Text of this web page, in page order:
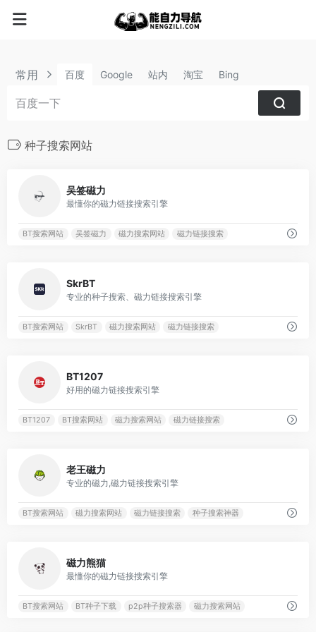
常用 百度 Google 站内 淘宝 Bing
种子搜索网站
吴签磁力
最懂你的磁力链接搜索引擎
BT搜索网站 吴签磁力 磁力搜索网站 磁力链接搜索
SkrBT
专业的种子搜索、磁力链接搜索引擎
BT搜索网站 SkrBT 磁力搜索网站 磁力链接搜索
BT1207
好用的磁力链接搜索引擎
BT1207 BT搜索网站 磁力搜索网站 磁力链接搜索
老王磁力
专业的磁力,磁力链接搜索引擎
BT搜索网站 磁力搜索网站 磁力链接搜索 种子搜索神器
磁力熊猫
最懂你的磁力链接搜索引擎
BT搜索网站 BT种子下载 p2p种子搜索器 磁力搜索网站